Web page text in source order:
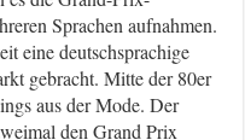
Sprachen aufnahmen.
eine deutschsprachige
gebracht. Mitte der 80er
aus der Mode. Der
den Grand Prix